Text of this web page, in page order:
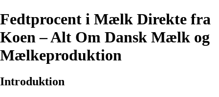
Fedtprocent i Mælk Direkte fra
Koen – Alt Om Dansk Mælk og
Mælkeproduktion
Introduktion